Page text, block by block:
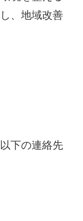
、地域改善
下の連絡先